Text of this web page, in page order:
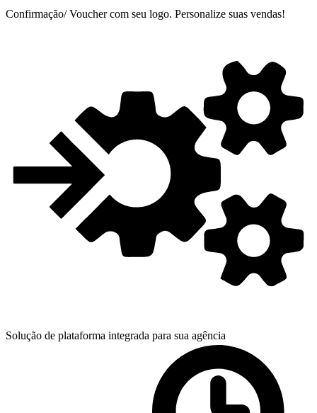
Confirmação/ Voucher com seu logo. Personalize suas vendas!
Solução de plataforma integrada para sua agência